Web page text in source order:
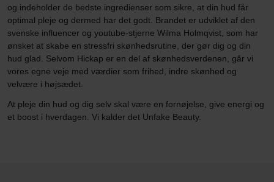
og indeholder de bedste ingredienser som sikre, at din hud får
optimal pleje og dermed har det godt. Brandet er udviklet af den
svenske influencer og youtube-stjerne Wilma Holmqvist, som har
ønsket at skabe en stressfri skønhedsrutine, der gør dig og din
hud glad. Selvom Hickap er en del af skønhedsverdenen, går vi
vores egne veje med værdier som frihed, indre skønhed og
velvære i højsædet.
At pleje din hud og dig selv skal være en fornøjelse, give energi og
et boost i hverdagen. Vi kalder det Unfake Beauty.